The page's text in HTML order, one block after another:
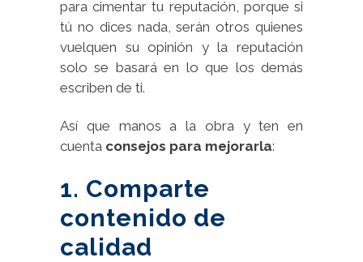
para cimentar tu reputación, porque si
tú no dices nada, serán otros quienes
vuelquen su opinión y la reputación
solo se basará en lo que los demás
escriben de ti.
Así que manos a la obra y ten en
cuenta consejos para mejorarla:
1. Comparte
contenido de
calidad